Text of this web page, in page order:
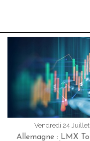
Vendredi 24
Allemagne : LMX